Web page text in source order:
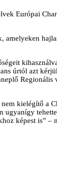
Európai
amelyeken
úrtól azt
kielégítő a
ugyanígy
képest is” –